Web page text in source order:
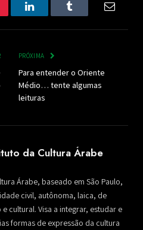
LinkedInTumblr Email
PRÓXIMA
Para entender o Oriente
Médio… tente algumas
leituras
da Cultura Árabe
Árabe, baseado em São Paulo,
civil, autônoma, laica, de
cultural. Visa a integrar, estudar e
formas de expressão da cultura